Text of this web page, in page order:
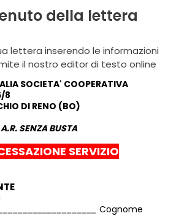
della lettera
lettera inserendo le informazioni
il nostro editor di testo online
SOCIETA' COOPERATIVA
8
DI RENO (BO)
SENZA BUSTA
SERVIZIO
Cognome